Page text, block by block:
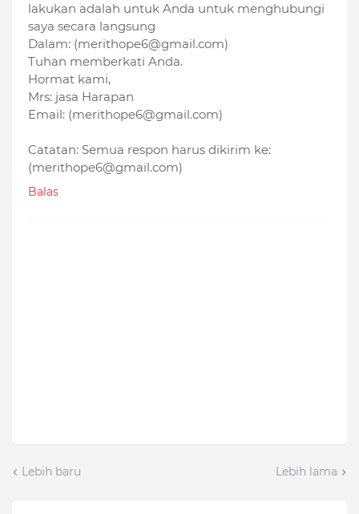
lakukan adalah untuk Anda untuk menghubungi
saya secara langsung
Dalam: (merithope6@gmail.com)
Tuhan memberkati Anda.
Hormat kami,
Mrs: jasa Harapan
Email: (merithope6@gmail.com)
Catatan: Semua respon harus dikirim ke:
(merithope6@gmail.com)
Balas
Lebih baru Lebih lama